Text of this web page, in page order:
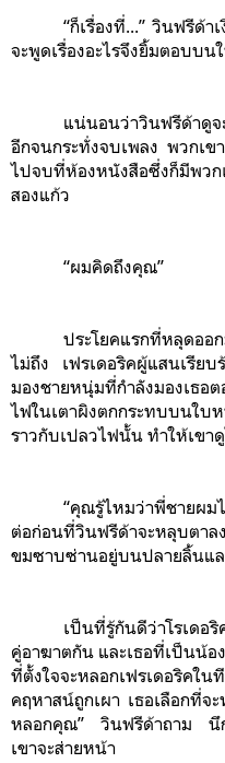
“ก็เรื่องที่...” วินฟรีด้า
จะพูดเรื่องอะไรจึงยิ้มตอบบน
แน่นอนว่าวินฟรีด้าดูจ
อีกจนกระทั่งจบเพลง พวกเข
ไปจบที่ห้องหนังสือซึ่งก็มีพวก
สองแก้ว
“ผมคิดถึงคุณ”
ประโยคแรกที่หลุดออ
ไม่ถึง เฟรเดอริคผู้แสนเรีย
มองชายหนุ่มที่กำลังมองเธอ
ไฟในเตาผิงตกกระทบบนใบ
ราวกับเปลวไฟนั้น ทำให้เขา
“คุณรู้ไหมว่าพี่ชายผ
ต่อก่อนที่วินฟรีด้าจะหลุบตา
ขมซาบซ่านอยู่บนปลายลิ้นแล
เป็นที่รู้กันดีว่าโรเดอ
คู่อาฆาตกัน และเธอที่เป็นน้
ที่ตั้งใจจะหลอกเฟรเดอริค
คฤหาสน์ถูกเผา เธอเลือกที่จ
หลอกคุณ” วินฟรีด้าถาม นึก
เขาจะส่ายหน้า